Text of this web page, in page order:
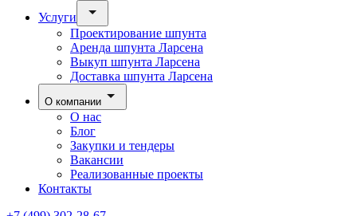
Услуги
Проектирование шпунта
Аренда шпунта Ларсена
Выкуп шпунта Ларсена
Доставка шпунта Ларсена
О компании
О нас
Блог
Закупки и тендеры
Вакансии
Реализованные проекты
Контакты